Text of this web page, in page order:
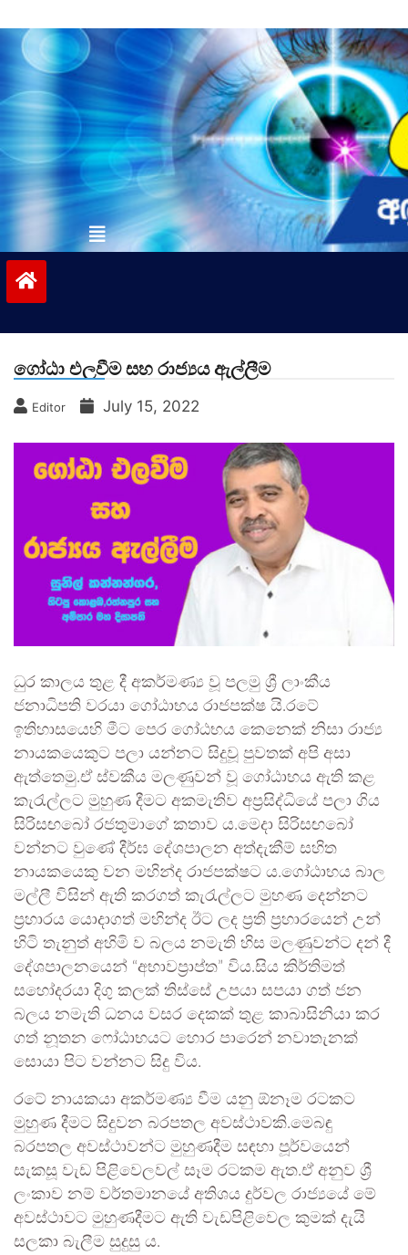
to
contentvinivida.lk
ගෝඨා එලවීම සහ රාජ්‍යය ඇල්ලීම
Editor July 15, 2022
ධුර කාලය තුළ දී අකර්මණ්‍ය වූ පලමු ශ්‍රී ලාංකීය
ජනාධිපති වරයා ගෝඨාභය රාජපක්ෂ යි.රටේ
ඉතිහාසයෙහි මීට පෙර ගෝඨභය කෙනෙක් නිසා රාජ්‍ය
නායකයෙකුට පලා යන්නට සිදුවූ පුවතක් අපි අසා
ඇත්තෙමු.ඒ ස්වකීය මලණුවන් වූ ගෝඨාභය ඇති කළ
කැරැල්ලට මුහුණ දීමට අකමැතිව අප්‍රසිද්ධියේ පලා ගිය
සිරිසඟබෝ රජතුමාගේ කතාව ය.මෙදා සිරිසඟබෝ
වන්නට වුණේ දීර්ඝ දේශපාලන අත්දැකීම් සහිත
නායකයෙකු වන මහින්ද රාජපක්ෂට ය.ගෝඨාභය බාල
මල්ලී විසින් ඇති කරගත් කැරැල්ලට මුහණ දෙන්නට
ප්‍රහාරය යොදාගත් මහින්ද ඊට ලද ප්‍රති ප්‍රහාරයෙන් උන්
හිටි තැනුත් අහිමි ව බලය නමැති හිස මලණුවන්ට දන් දී
දේශපාලනයෙන් “අභාවප්‍රාප්ත” විය.සිය කිර්තිමත්
සහෝදරයා දිගු කලක් තිස්සේ උපයා සපයා ගත් ජන
බලය නමැති ධනය වසර දෙකක් තුළ කාබාසිනියා කර
ගත් නූතන ෆෝඨාභයට හොර පාරෙන් නවාතැනක්
සොයා පිට වන්නට සිදු විය.
රටේ නායකයා අකර්මණ්‍ය වීම යනු ඕනෑම රටකට
මුහුණ දීමට සිදුවන බරපතල අවස්ථාවකි.මෙබඳු
බරපතල අවස්ථාවන්ට මුහුණදීම සඳහා පූර්වයෙන්
සැකසූ වැඩ පිළිවෙලවල් සෑම රටකම ඇත.ඒ අනුව ශ්‍රී
ලංකාව නම් වර්තමානයේ අතිශය දුර්වල රාජ්‍යයේ මේ
අවස්ථාවට මුහුණදීමට ඇති වැඩපිළිවෙල කුමක් දැයි
සලකා බැලීම සුදුසු ය.